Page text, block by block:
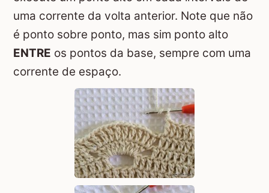
uma corrente da volta anterior. Note que não
é ponto sobre ponto, mas sim ponto alto
ENTRE os pontos da base, sempre com uma
corrente de espaço.